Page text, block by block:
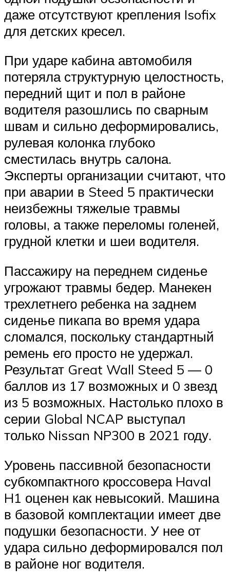
даже отсутствуют крепления Isofix
для детских кресел.
При ударе кабина автомобиля
потеряла структурную целостность,
передний щит и пол в районе
водителя разошлись по сварным
швам и сильно деформировались,
рулевая колонка глубоко
сместилась внутрь салона.
Эксперты организации считают, что
при аварии в Steed 5 практически
неизбежны тяжелые травмы
головы, а также переломы голеней,
грудной клетки и шеи водителя.
Пассажиру на переднем сиденье
угрожают травмы бедер. Манекен
трехлетнего ребенка на заднем
сиденье пикапа во время удара
сломался, поскольку стандартный
ремень его просто не удержал.
Результат Great Wall Steed 5 — 0
баллов из 17 возможных и 0 звезд
из 5 возможных. Настолько плохо в
серии Global NCAP выступал
только Nissan NP300 в 2021 году.
Уровень пассивной безопасности
субкомпактного кроссовера Haval
H1 оценен как невысокий. Машина
в базовой комплектации имеет две
подушки безопасности. У нее от
удара сильно деформировался пол
в районе ног водителя.